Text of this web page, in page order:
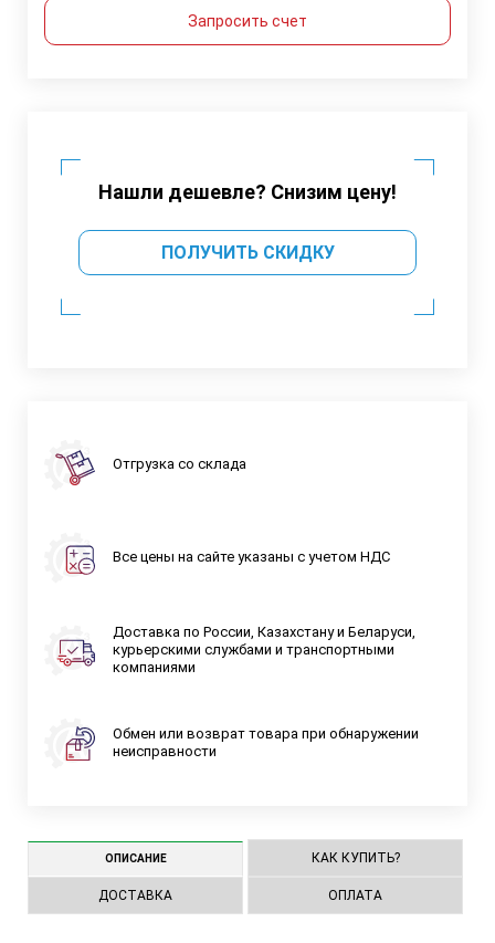
Запросить счет
Нашли дешевле? Снизим цену!
ПОЛУЧИТЬ СКИДКУ
Отгрузка со склада
Все цены на сайте указаны с учетом НДС
Доставка по России, Казахстану и Беларуси,
курьерскими службами и транспортными
компаниями
Обмен или возврат товара при обнаружении
неисправности
ОПИСАНИЕ КАК КУПИТЬ?
ДОСТАВКА ОПЛАТА